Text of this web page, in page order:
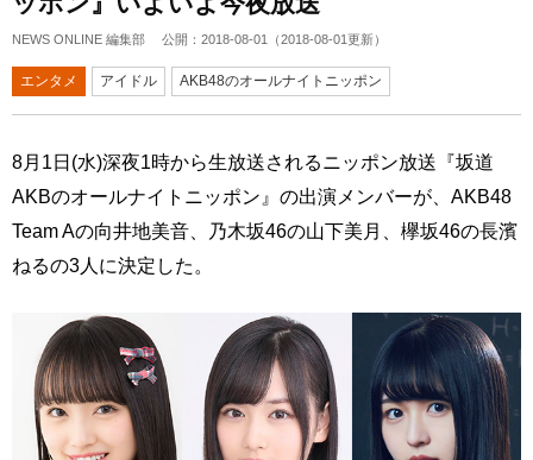
NEWS ONLINE 編集部 公開： 2018-08-01 （2018-08-01更新）
エンタメ アイドル AKB48のオールナイトニッポン
8月1日(水)深夜1時から生放送されるニッポン放送『坂道
AKBのオールナイトニッポン』の出演メンバーが、AKB48
Team Aの向井地美音、乃木坂46の山下美月、欅坂46の長濱
ねるの3人に決定した。